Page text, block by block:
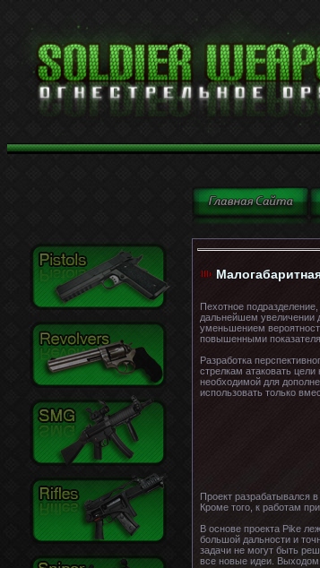
Пехотное
дальнейшем увеличении
уменьшением
повышенными
Разработка
стрелкам атаковать
необходимой для
использовать только
Проект разрабатывался
Кроме того, к работам
В основе проекта Pike
большой дальности и
задачи не могут быть
все новые идеи. Выходом